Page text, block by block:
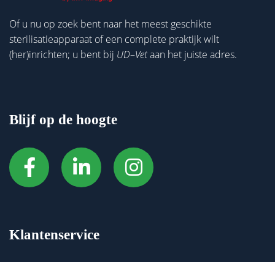
Of u nu op zoek bent naar het meest geschikte
sterilisatieapparaat of een complete praktijk wilt
(her)inrichten; u bent bij UD–Vetaan het juiste adres.
Blijf op de hoogte
Klantenservice